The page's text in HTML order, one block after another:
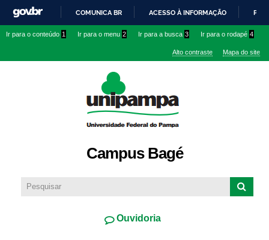
conteúdo
IR
O
COMUNICA BR ACESSO À INFORMAÇÃO
Ir para o conteúdo 1 Ir para o menu 2 Ir para a busca 3 Ir para o rodapé 4
Alto contraste Mapa do site
Campus Bagé
Ouvidoria